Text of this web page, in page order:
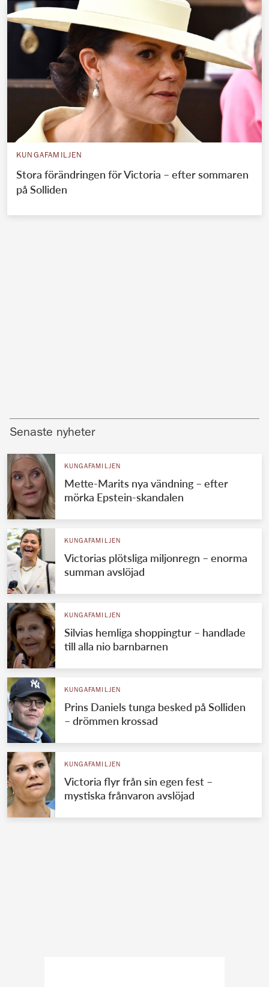
KUNGAFAMILJEN
Stora förändringen för Victoria – efter sommaren
på Solliden
Senaste nyheter
KUNGAFAMILJEN
Mette-Marits nya vändning – efter
mörka Epstein-skandalen
KUNGAFAMILJEN
Victorias plötsliga miljonregn – enorma
summan avslöjad
KUNGAFAMILJEN
Silvias hemliga shoppingtur – handlade
till alla nio barnbarnen
KUNGAFAMILJEN
Prins Daniels tunga besked på Solliden
– drömmen krossad
KUNGAFAMILJEN
Victoria flyr från sin egen fest –
mystiska frånvaron avslöjad